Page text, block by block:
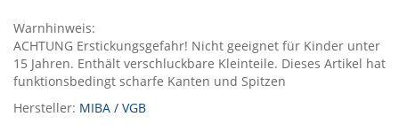
Warnhinweis:
ACHTUNG Erstickungsgefahr! Nicht geeignet für Kinder unter
15 Jahren. Enthält verschluckbare Kleinteile. Dieses Artikel hat
funktionsbedingt scharfe Kanten und Spitzen
Hersteller: MIBA / VGB